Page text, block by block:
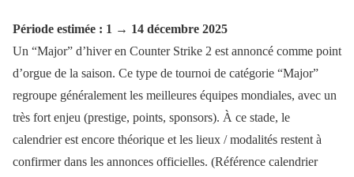
Période estimée : 1 → 14 décembre 2025
Un “Major” d’hiver en Counter Strike 2 est annoncé comme point
d’orgue de la saison. Ce type de tournoi de catégorie “Major”
regroupe généralement les meilleures équipes mondiales, avec un
très fort enjeu (prestige, points, sponsors). À ce stade, le
calendrier est encore théorique et les lieux / modalités restent à
confirmer dans les annonces officielles. (Référence calendrier